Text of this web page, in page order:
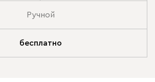
Ручной
бесплатно